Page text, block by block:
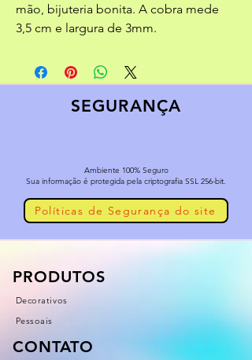
mão, bijuteria bonita. A cobra mede
3,5 cm e largura de 3mm.
SEGURANÇA
Ambiente 100% Seguro
Sua informação é protegida pela criptografia SSL 256-bit.
Políticas de Segurança do site
PRODUTOS
Decorativos
Pessoais
CONTATO